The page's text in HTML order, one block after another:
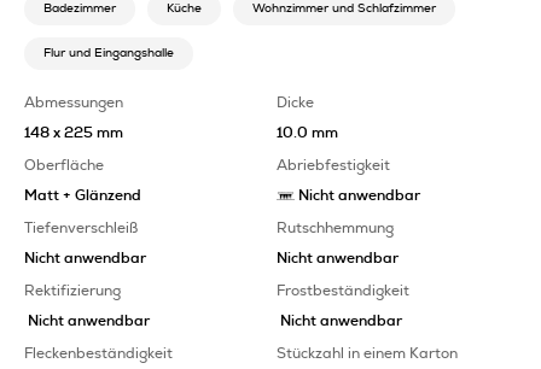
Badezimmer Küche Wohnzimmer und Schlafzimmer
Flur und Eingangshalle
Abmessungen
148 x 225 mm
Dicke
10.0 mm
Oberfläche
Matt + Glänzend
Abriebfestigkeit
Nicht anwendbar
Tiefenverschleiß
Nicht anwendbar
Rutschhemmung
Nicht anwendbar
Rektifizierung
Nicht anwendbar
Frostbeständigkeit
Nicht anwendbar
Fleckenbeständigkeit Stückzahl in einem Karton